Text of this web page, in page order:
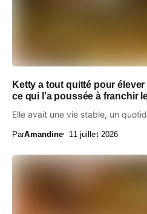
Ketty a tout quitté pour
ce qui l’a poussée à franchir
Elle avait une vie stable, un
ParAmandine 11 juillet 2026